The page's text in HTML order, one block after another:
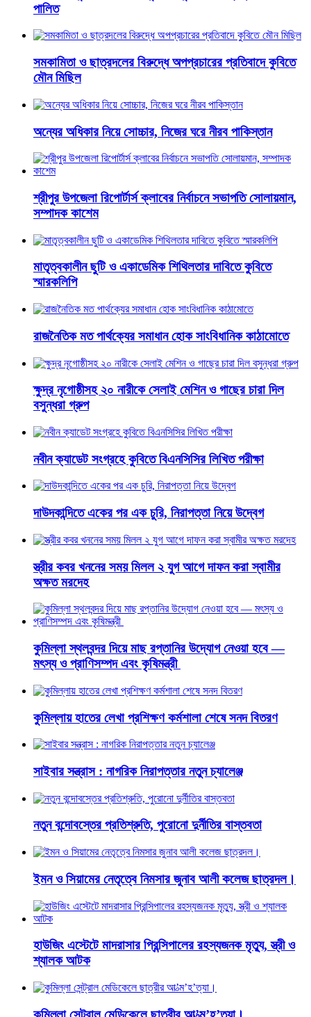
পালিত
সমকামিতা ও ছাত্রদলের বিরুদ্ধে অপপ্রচারের প্রতিবাদে কুবিতে
মৌন মিছিল
অন্যের অধিকার নিয়ে সোচ্চার, নিজের ঘরে নীরব পাকিস্তান
শ্রীপুর উপজেলা রিপোর্টার্স ক্লাবের নির্বাচনে সভাপতি সোলায়মান,
সম্পাদক কাশেম
মাতৃত্বকালীন ছুটি ও একাডেমিক শিথিলতার দাবিতে কুবিতে
স্মারকলিপি
রাজনৈতিক মত পার্থক্যের সমাধান হোক সাংবিধানিক কাঠামোতে
ক্ষুদ্র নৃগোষ্ঠীসহ ২০ নারীকে সেলাই মেশিন ও গাছের চারা দিল
বসুন্ধরা গ্রুপ
নবীন ক্যাডেট সংগ্রহে কুবিতে বিএনসিসির লিখিত পরীক্ষা
দাউদকান্দিতে একের পর এক চুরি, নিরাপত্তা নিয়ে উদ্বেগ
স্ত্রীর কবর খননের সময় মিলল ২ যুগ আগে দাফন করা স্বামীর
অক্ষত মরদেহ
কুমিল্লা স্থলবন্দর দিয়ে মাছ রপ্তানির উদ্যোগ নেওয়া হবে —
মৎস্য ও প্রাণিসম্পদ এবং কৃষিমন্ত্রী
কুমিল্লায় হাতের লেখা প্রশিক্ষণ কর্মশালা শেষে সনদ বিতরণ
সাইবার সন্ত্রাস : নাগরিক নিরাপত্তার নতুন চ্যালেঞ্জ
নতুন বন্দোবস্তের প্রতিশ্রুতি, পুরোনো দুর্নীতির বাস্তবতা
ইমন ও সিয়ামের নেতৃত্বে নিমসার জুনাব আলী কলেজ ছাত্রদল।
হাউজিং এস্টেটে মাদরাসার প্রিন্সিপালের রহস্যজনক মৃত্যু, স্ত্রী ও
শ্যালক আটক